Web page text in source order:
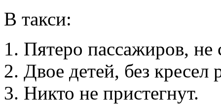
В такси:
Пятеро пассажиров, не
Двое детей, без кресел
Никто не пристегнут.